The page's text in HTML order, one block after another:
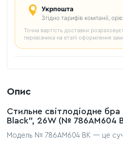
Укрпошта
Згідно тарифів компанії,
Точна вартість доставки
перевізника на етапі оформлення
Опис
Стильне світлодіодне
Black", 26W (№ 786AM604
Модель № 786AM604 BK — це